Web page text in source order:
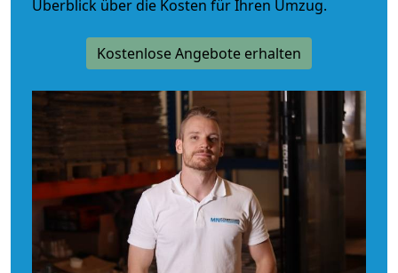
Überblick über die Kosten für Ihren Umzug.
Kostenlose Angebote erhalten